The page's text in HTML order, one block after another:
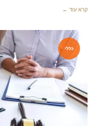
קרא עוד ←
כללי